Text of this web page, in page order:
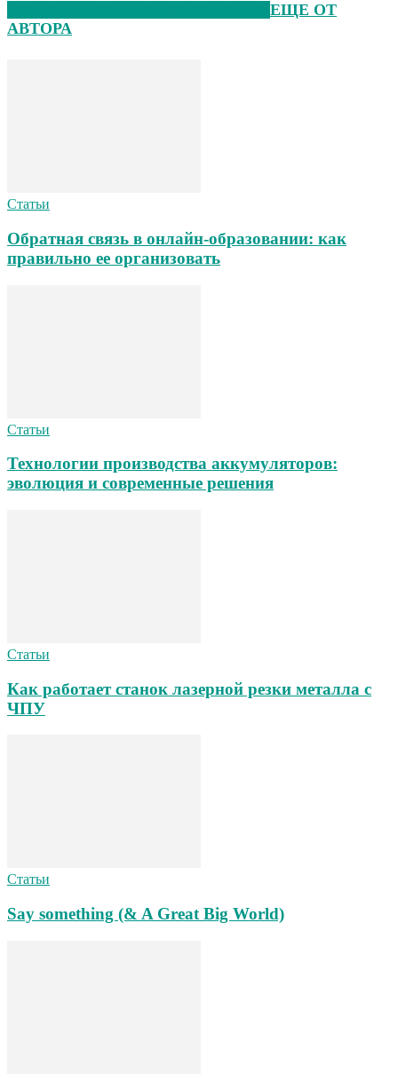
ЕЩЕ ОТ
АВТОРА
Статьи
Обратная связь в онлайн-образовании: как
правильно ее организовать
Статьи
Технологии производства аккумуляторов:
эволюция и современные решения
Статьи
Как работает станок лазерной резки металла с
ЧПУ
Статьи
Say something (& A Great Big World)